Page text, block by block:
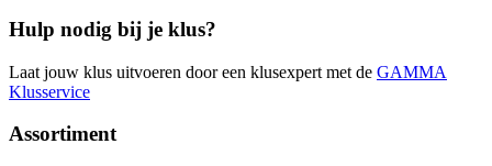
Hulp nodig bij je klus?
Laat jouw klus uitvoeren door een klusexpert met de GAMMA
Klusservice
Assortiment